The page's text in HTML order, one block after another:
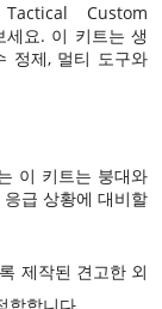
Custom
요. 이 키트는 생
정제, 멀티 도구와
이 키트는 붕대와
급 상황에 대비할
제작된 견고한 외